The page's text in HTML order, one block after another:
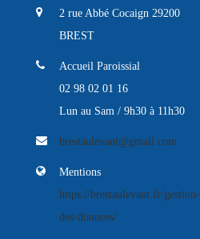
2 rue Abbé Cocaign 29200
BREST
Accueil Paroissial
02 98 02 01 16
Lun au Sam / 9h30 à 11h30
brestaulevant@gmail.com
Mentions
https://brestaulevant.fr/gestion-
des-donnees/